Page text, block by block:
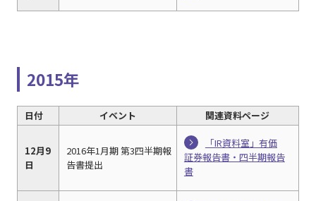
2015年
日付 イベント 関連資料ページ
12月9
日
2016年1月期 第3四半期報
告書提出
「IR資料室」有価
証券報告書・四半期報告
書